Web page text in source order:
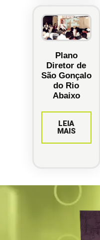
Plano
Diretor de
São Gonçalo
do Rio
Abaixo
LEIA
MAIS